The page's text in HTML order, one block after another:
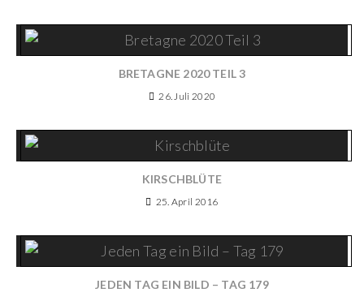
BRETAGNE 2020 TEIL 3
26. Juli 2020
KIRSCHBLÜTE
25. April 2016
JEDEN TAG EIN BILD – TAG 179